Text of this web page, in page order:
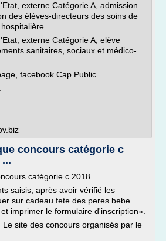
externe Catégorie A, admission
des élèves-directeurs des soins de
externe Catégorie A, elève
sanitaires, sociaux et médico-
facebook Cap Public.
concours catégorie c
catégorie c 2018
saisis, après avoir vérifié les
sur cadeau fete des peres bebe
imprimer le formulaire d'inscription».
Le site des concours organisés par le